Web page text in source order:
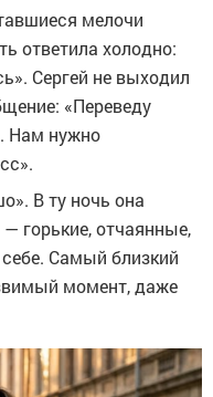
мелочи
ответила холодно:
Сергей не выходил
«Переведу
Нам нужно
В ту ночь она
горькие, отчаянные,
Самый близкий
момент, даже